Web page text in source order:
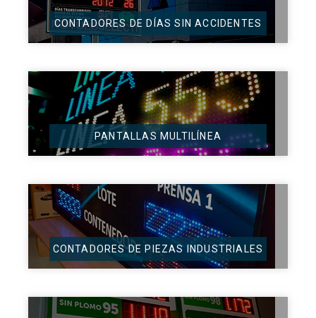
CONTADORES DE DÍAS SIN ACCIDENTES
PANTALLAS MULTILÍNEA
CONTADORES DE PIEZAS INDUSTRIALES